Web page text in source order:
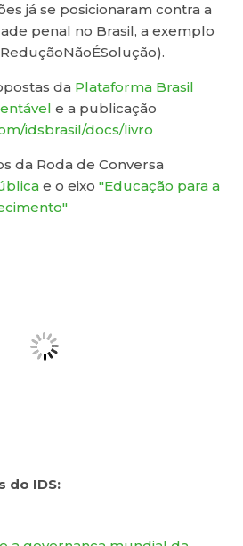
já se posicionaram contra a
penal no Brasil, a exemplo
da Plataforma Brasil
e a publicação
idsbrasil/docs/livro
da Roda de Conversa
e o eixo"Educação para a
do IDS: